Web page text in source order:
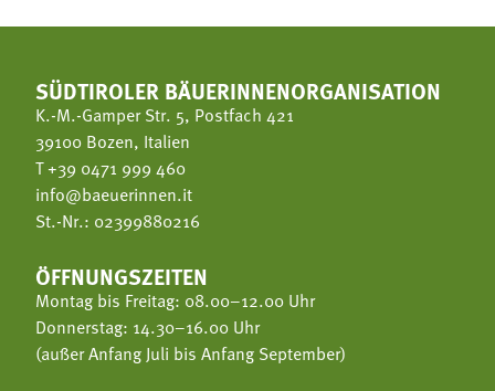
SÜDTIROLER BÄUERINNENORGANISATION
K.-M.-Gamper Str. 5, Postfach 421
39100 Bozen, Italien
T+39 0471 999 460
info@baeuerinnen.it
St.-Nr.: 02399880216
ÖFFNUNGSZEITEN
Montag bis Freitag: 08.00–12.00 Uhr
Donnerstag: 14.30–16.00 Uhr
(außer Anfang Juli bis Anfang September)